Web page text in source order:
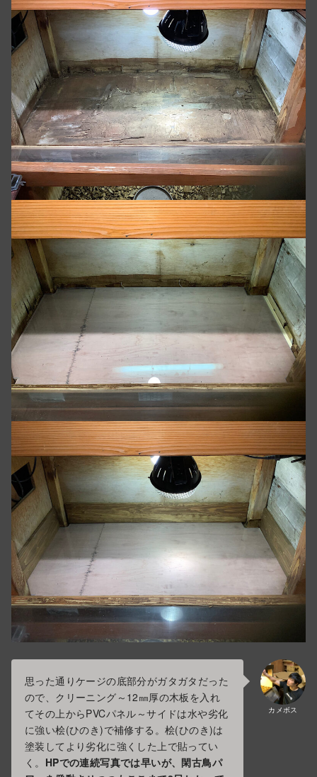
カメボス
思った通りケージの底部分がガタガタだった
ので、クリーニング～12㎜厚の木板を入れ
てその上からPVCパネル～サイドは水や劣化
に強い桧(ひのき)で補修する。桧(ひのき)は
塗装してより劣化に強くした上で貼ってい
く。 HPでの連続写真では早いが、閑古鳥パ